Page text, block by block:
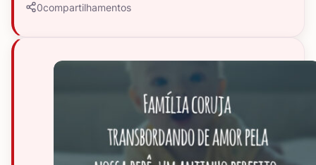
0compartilhamentos